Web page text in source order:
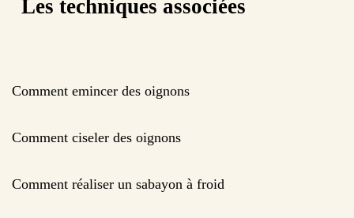
Les techniques associées
Comment emincer des oignons
Comment ciseler des oignons
Comment réaliser un sabayon à froid